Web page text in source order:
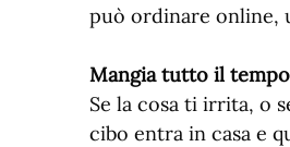
può ordinare online,
Mangia tutto il
Se la cosa ti irrita, o
cibo entra in casa e